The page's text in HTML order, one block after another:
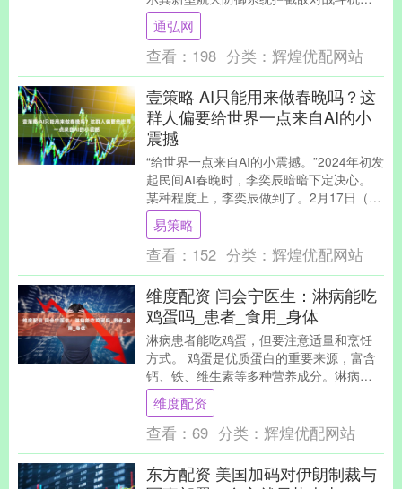
瞬间。 当天稍早时，伊朗伊斯兰革命卫队
发表声明，....
通弘网
查看： 198 分类： 辉煌优配网站
壹策略 AI只能用来做春晚吗？这
群人偏要给世界一点来自AI的小
震撼
“给世界一点来自AI的小震撼。”2024年初发
起民间AI春晚时，李奕辰暗暗下定决心。
某种程度上，李奕辰做到了。2月17日（农
历正月初一）晚，由央视网和温州市龙....
易策略
查看： 152 分类： 辉煌优配网站
维度配资 闫会宁医生：淋病能吃
鸡蛋吗_患者_食用_身体
淋病患者能吃鸡蛋，但要注意适量和烹饪
方式。 鸡蛋是优质蛋白的重要来源，富含
钙、铁、维生素等多种营养成分。淋病由
淋球菌感染引发，治疗期间身体需要充足
营养来增强免疫....
维度配资
查看： 69 分类： 辉煌优配网站
东方配资 美国加码对伊朗制裁与